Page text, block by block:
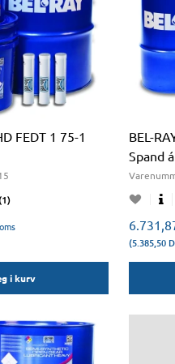
FEDT 1 75-1
i kurv
BEL-
Spand
(5.385,50